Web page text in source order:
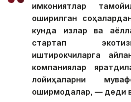
имкониятлар
оширилган
кунда қизлар ва
стартап
иштирокчиларга
компаниялар
лойиҳаларни
оширмоқдалар, — деди